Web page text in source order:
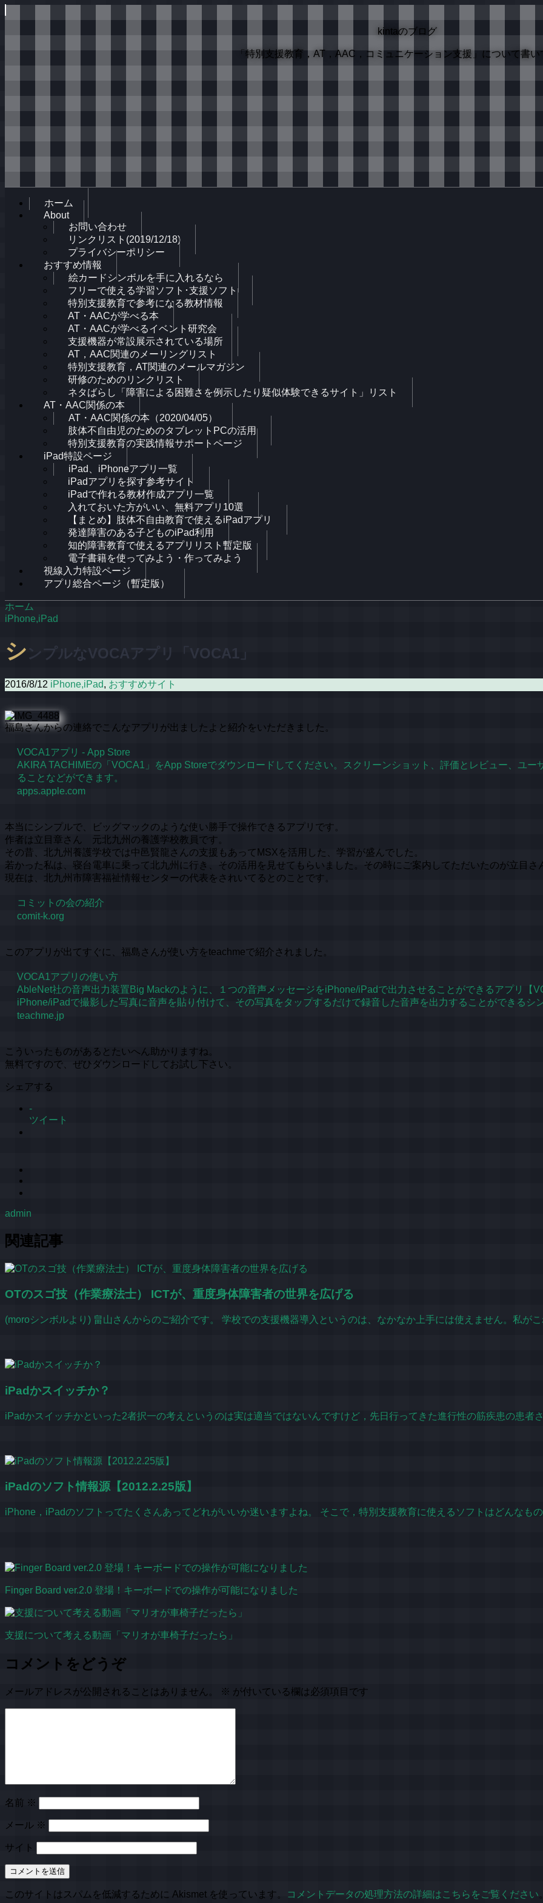
kintaのブログ
「特別支援教育，AT，AAC，コミュニケーション支援」について書い
ホーム
About
お問い合わせ
リンクリスト(2019/12/18)
プライバシーポリシー
おすすめ情報
絵カードシンボルを手に入れるなら
フリーで使える学習ソフト･支援ソフト
特別支援教育で参考になる教材情報
AT・AACが学べる本
AT・AACが学べるイベント研究会
支援機器が常設展示されている場所
AT，AAC関連のメーリングリスト
特別支援教育，AT関連のメールマガジン
研修のためのリンクリスト
ネタばらし「障害による困難さを例示したり疑似体験できるサイト」リスト
AT・AAC関係の本
AT・AAC関係の本（2020/04/05）
肢体不自由児のためのタブレットPCの活用
特別支援教育の実践情報サポートページ
iPad特設ページ
iPad、iPhoneアプリ一覧
iPadアプリを探す参考サイト
iPadで作れる教材作成アプリ一覧
入れておいた方がいい、無料アプリ10選
【まとめ】肢体不自由教育で使えるiPadアプリ
発達障害のある子どものiPad利用
知的障害教育で使えるアプリリスト暫定版
電子書籍を使ってみよう・作ってみよう
視線入力特設ページ
アプリ総合ページ（暫定版）
ホーム
iPhone,iPad
シンプルなVOCAアプリ「VOCA1」
2016/8/12 iPhone,iPad, おすすめサイト
福島さんからの連絡でこんなアプリが出ましたよと紹介をいただきました。
VOCA1アプリ - App Store
AKIRA TACHIMEの「VOCA1」をApp Storeでダウンロードしてください。スクリーンショット、評価とレビュー、ユ
ることなどができます。
apps.apple.com
本当にシンプルで、ビッグマックのような使い勝手で操作できるアプリです。
作者は立目章さん 元北九州の養護学校教員です。
その昔、北九州養護学校では中邑賢龍さんの支援もあってMSXを活用した、学習が盛んでした。
若かった私は、寝台電車に乗って北九州に行き、その活用を見せてもらいました。その時にご案内してただいたのが立目さ
現在は、北九州市障害福祉情報センターの代表をされいてるとのことです。
コミットの会の紹介
comit-k.org
このアプリが出てすぐに、福島さんが使い方をteachmeで紹介されました。
VOCA1アプリの使い方
AbleNet社の音声出力装置Big Mackのように、１つの音声メッセージをiPhone/iPadで出力させることができるアプリ【
iPhone/iPadで撮影した写真に音声を貼り付けて、その写真をタップするだけで録音した音声を出力することができるシ
teachme.jp
こういったものがあるとたいへん助かりますね。
無料ですので、ぜひダウンロードしてお試し下さい。
シェアする
-
ツイート
admin
関連記事
OTのスゴ技（作業療法士） ICTが、重度身体障害者の世界を広げる
(moroシンボルより) 畠山さんからのご紹介です。 学校での支援機器導入というのは、なかなか上手には使えません。私が
iPadかスイッチか？
iPadかスイッチかといった2者択一の考えというのは実は適当ではないんですけど，先日行ってきた進行性の筋疾患の患者
iPadのソフト情報源【2012.2.25版】
iPhone，iPadのソフトってたくさんあってどれがいいか迷いますよね。 そこで，特別支援教育に使えるソフトはどんなも
Finger Board ver.2.0 登場！キーボードでの操作が可能になりました
支援について考える動画「マリオが車椅子だったら」
コメントをどうぞ
メールアドレスが公開されることはありません。 ※ が付いている欄は必須項目です
名前 ※
メール ※
サイト
このサイトはスパムを低減するために Akismet を使っています。 コメントデータの処理方法の詳細はこちらをご覧ください